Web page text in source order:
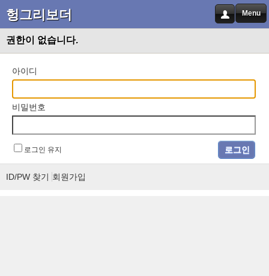
헝그리보더 Menu
권한이 없습니다.
아이디
비밀번호
로그인 유지
ID/PW 찾기 회원가입